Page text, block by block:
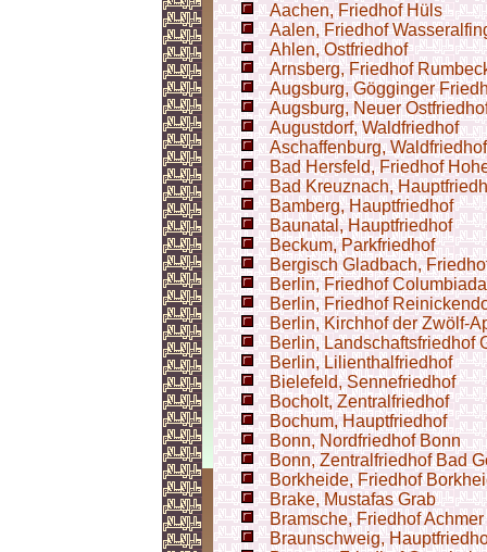
Aachen, Friedhof Hüls
Aalen, Friedhof
Ahlen, Ostfriedhof
Arnsberg, Friedhof
Augsburg, Gögginger
Augsburg, Neuer
Augustdorf, Waldfriedhof
Aschaffenburg, Waldfriedhof
Bad Hersfeld, Friedhof
Bad Kreuznach,
Bamberg, Hauptfriedhof
Baunatal, Hauptfriedhof
Beckum, Parkfriedhof
Bergisch Gladbach,
Berlin, Friedhof
Berlin, Friedhof
Berlin, Kirchhof der Zwölf-
Berlin, Landschaftsfriedhof
Berlin, Lilienthalfriedhof
Bielefeld, Sennefriedhof
Bocholt, Zentralfriedhof
Bochum, Hauptfriedhof
Bonn, Nordfriedhof Bonn
Bonn, Zentralfriedhof Bad
Borkheide, Friedhof
Brake, Mustafas Grab
Bramsche, Friedhof Achmer
Braunschweig,